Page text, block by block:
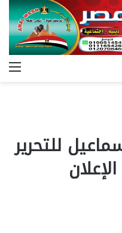
للتحرير